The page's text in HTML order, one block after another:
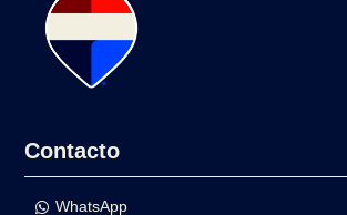
Contacto
WhatsApp